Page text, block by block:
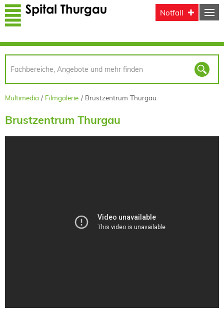
Direkt zum Inhalt
Notfall
Multimedia Filmgalerie Brustzentrum Thurgau
Brustzentrum Thurgau